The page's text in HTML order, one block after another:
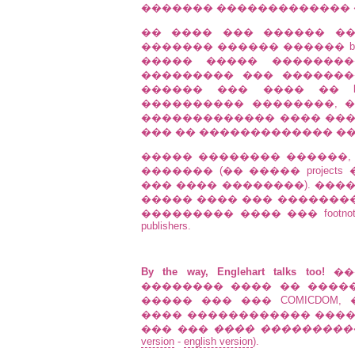
������� �������������
�� ���� ��� ������
������� ������ ������
����� �����
��������� ���
������ ��� ���� ��
���������� ��������,
������������� ����
��� �� �������������
����� ��������
������� (�� �����
��� ���� ��������).
����� ���� ���
��������� ���� ���
publishers.
By the way, Englehart talks too!
�������� ���� ��
����� ��� ���
���� ������������
��� ��� ����
version - english version).